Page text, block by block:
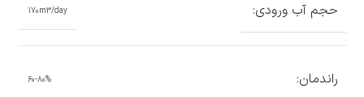
حجم آب ورودی: 170m3/day
راندمان: 60-80%